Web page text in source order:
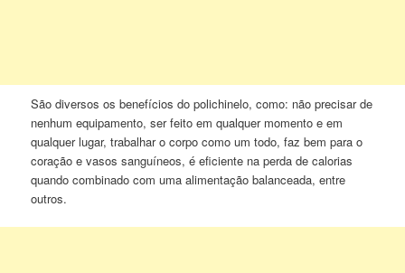
São diversos os benefícios do polichinelo, como: não precisar de
nenhum equipamento, ser feito em qualquer momento e em
qualquer lugar, trabalhar o corpo como um todo, faz bem para o
coração e vasos sanguíneos, é eficiente na perda de calorias
quando combinado com uma alimentação balanceada, entre
outros.